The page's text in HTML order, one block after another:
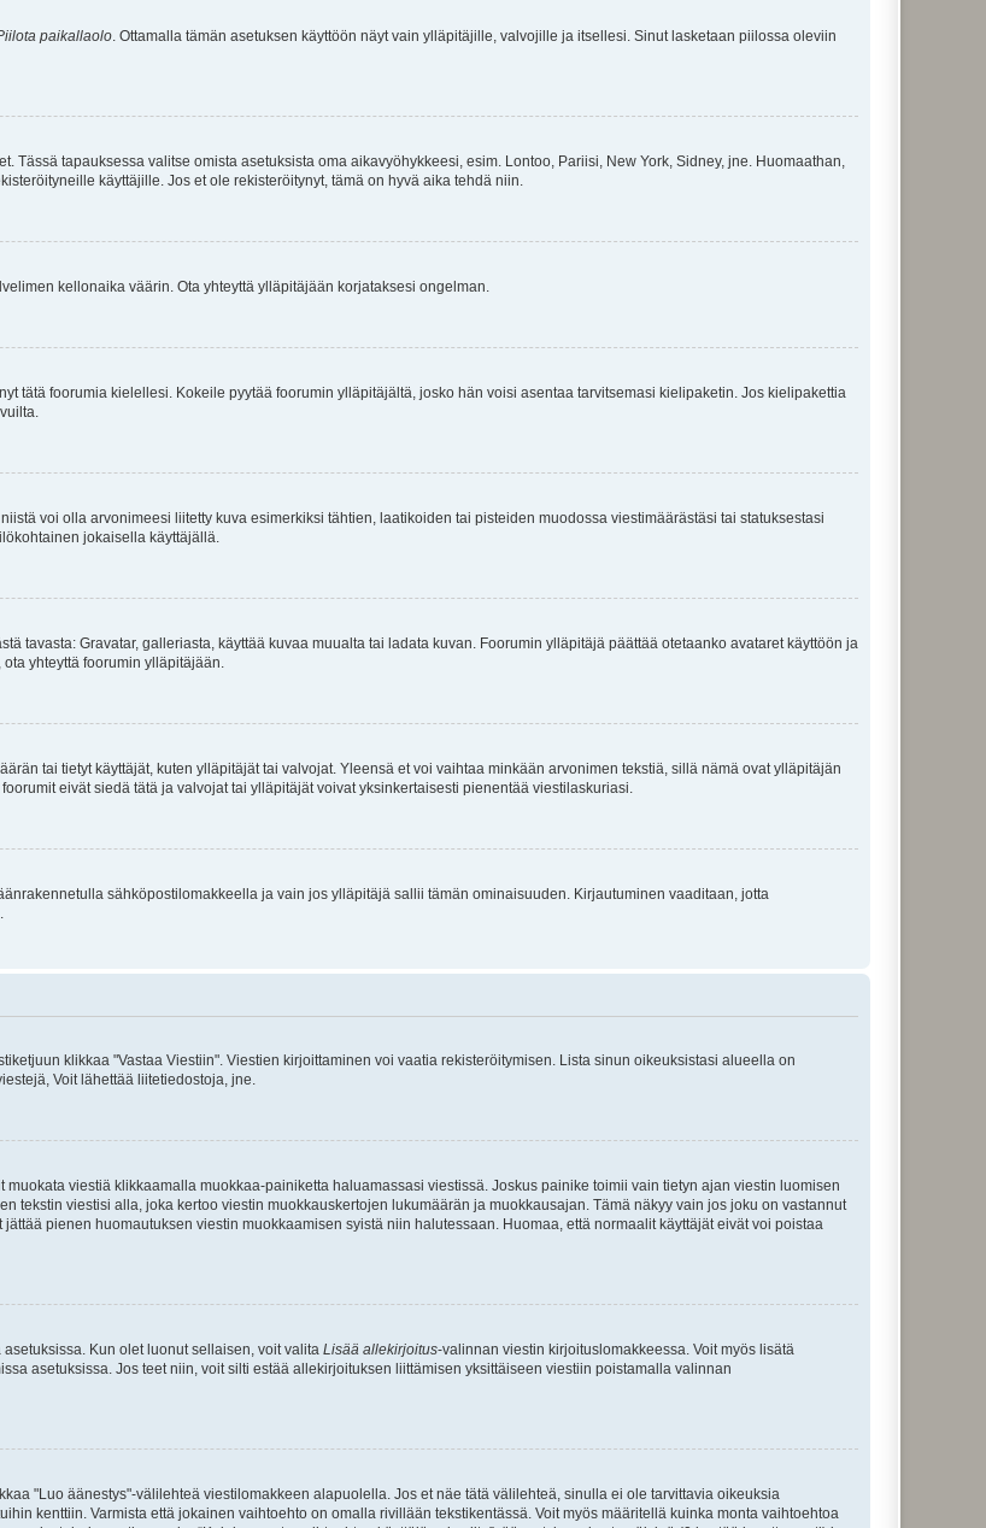
paikallaolo . Ottamalla tämän asetuksen käyttöön näyt vain ylläpitäjille, valvojille ja itsellesi. Sinut lasketaan piilossa oleviin
Tässä tapauksessa valitse omista asetuksista oma aikavyöhykkeesi, esim. Lontoo, Pariisi, New York, Sidney, jne. Huomaathan,
käyttäjille. Jos et ole rekisteröitynyt, tämä on hyvä aika tehdä niin.
kellonaika väärin. Ota yhteyttä ylläpitäjään korjataksesi ongelman.
tätä foorumia kielellesi. Kokeile pyytää foorumin ylläpitäjältä, josko hän voisi asentaa tarvitsemasi kielipaketin. Jos kielipakettia
voi olla arvonimeesi liitetty kuva esimerkiksi tähtien, laatikoiden tai pisteiden muodossa viestimäärästäsi tai statuksestasi
jokaisella käyttäjällä.
tavasta: Gravatar, galleriasta, käyttää kuvaa muualta tai ladata kuvan. Foorumin ylläpitäjä päättää otetaanko avataret käyttöön ja
yhteyttä foorumin ylläpitäjään.
tai tietyt käyttäjät, kuten ylläpitäjät tai valvojat. Yleensä et voi vaihtaa minkään arvonimen tekstiä, sillä nämä ovat ylläpitäjän
eivät siedä tätä ja valvojat tai ylläpitäjät voivat yksinkertaisesti pienentää viestilaskuriasi.
sähköpostilomakkeella ja vain jos ylläpitäjä sallii tämän ominaisuuden. Kirjautuminen vaaditaan, jotta
klikkaa "Vastaa Viestiin". Viestien kirjoittaminen voi vaatia rekisteröitymisen. Lista sinun oikeuksistasi alueella on
Voit lähettää liitetiedostoja, jne.
viestiä klikkaamalla muokkaa-painiketta haluamassasi viestissä. Joskus painike toimii vain tietyn ajan viestin luomisen
tekstin viestisi alla, joka kertoo viestin muokkauskertojen lukumäärän ja muokkausajan. Tämä näkyy vain jos joku on vastannut
pienen huomautuksen viestin muokkaamisen syistä niin halutessaan. Huomaa, että normaalit käyttäjät eivät voi poistaa
Kun olet luonut sellaisen, voit valita Lisää allekirjoitus-valinnan viestin kirjoituslomakkeessa. Voit myös lisätä
asetuksissa. Jos teet niin, voit silti estää allekirjoituksen liittämisen yksittäiseen viestiin poistamalla valinnan
"Luo äänestys"-välilehteä viestilomakkeen alapuolella. Jos et näe tätä välilehteä, sinulla ei ole tarvittavia oikeuksia
kenttiin. Varmista että jokainen vaihtoehto on omalla rivillään tekstikentässä. Voit myös määritellä kuinka monta vaihtoehtoa